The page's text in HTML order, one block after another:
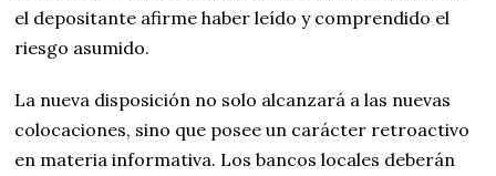
el depositante afirme haber leído y comprendido el
riesgo asumido.
La nueva disposición no solo alcanzará a las nuevas
colocaciones, sino que posee un carácter retroactivo
en materia informativa. Los bancos locales deberán